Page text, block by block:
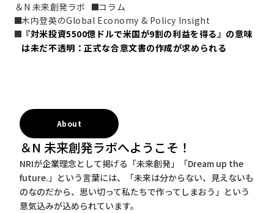
＆N 未来創発ラボ
コラム
木内登英のGlobal Economy & Policy Insight
『対米投資5500億ドルで米国が9割の利益を得る』の意味
は未だ不透明：正式な合意文書の作成が求められる
About
＆N 未来創発ラボへようこそ！
NRIが企業理念として掲げる「未来創発」「Dream up the
future.」という言葉には、「未来は分からない、見えないも
のなのだから、思い切って私たちで作ってしまおう」という
意気込みが込められています。